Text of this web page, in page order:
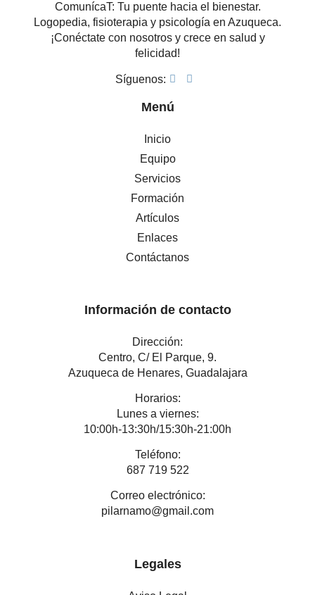
ComunícaT: Tu puente hacia el bienestar.
Logopedia, fisioterapia y psicología en Azuqueca.
¡Conéctate con nosotros y crece en salud y
felicidad!
Síguenos:
Menú
Inicio
Equipo
Servicios
Formación
Artículos
Enlaces
Contáctanos
Información de contacto
Dirección:
Centro, C/ El Parque, 9.
Azuqueca de Henares, Guadalajara
Horarios:
Lunes a viernes:
10:00h-13:30h/15:30h-21:00h
Teléfono:
687 719 522
Correo electrónico:
pilarnamo@gmail.com
Legales